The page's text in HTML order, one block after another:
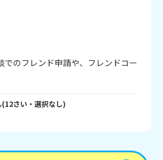
のフレンド申請や、フレンドコー
(12さい・ 選択なし)